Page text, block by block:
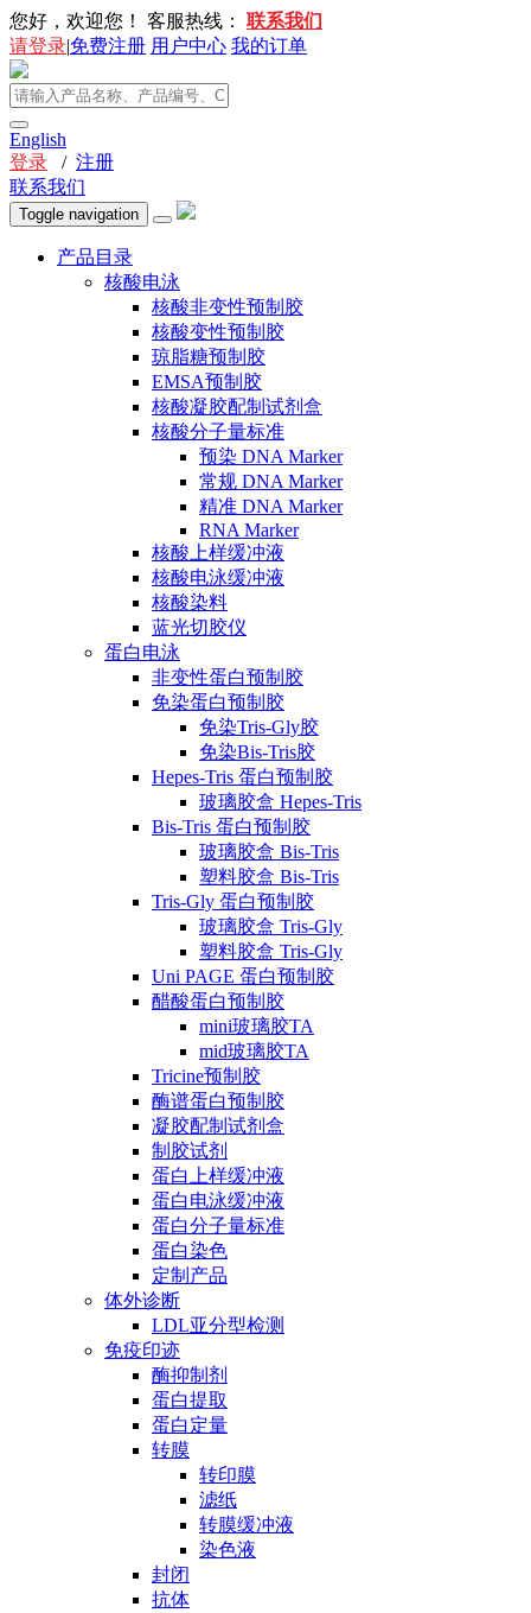
您好，欢迎您！ 客服热线： 联系我们
请登录|免费注册 用户中心 我的订单
English
登录 / 注册
联系我们
Toggle navigation
产品目录
核酸电泳
核酸非变性预制胶
核酸变性预制胶
琼脂糖预制胶
EMSA预制胶
核酸凝胶配制试剂盒
核酸分子量标准
预染 DNA Marker
常规 DNA Marker
精准 DNA Marker
RNA Marker
核酸上样缓冲液
核酸电泳缓冲液
核酸染料
蓝光切胶仪
蛋白电泳
非变性蛋白预制胶
免染蛋白预制胶
免染Tris-Gly胶
免染Bis-Tris胶
Hepes-Tris 蛋白预制胶
玻璃胶盒 Hepes-Tris
Bis-Tris 蛋白预制胶
玻璃胶盒 Bis-Tris
塑料胶盒 Bis-Tris
Tris-Gly 蛋白预制胶
玻璃胶盒 Tris-Gly
塑料胶盒 Tris-Gly
Uni PAGE 蛋白预制胶
醋酸蛋白预制胶
mini玻璃胶TA
mid玻璃胶TA
Tricine预制胶
酶谱蛋白预制胶
凝胶配制试剂盒
制胶试剂
蛋白上样缓冲液
蛋白电泳缓冲液
蛋白分子量标准
蛋白染色
定制产品
体外诊断
LDL亚分型检测
免疫印迹
酶抑制剂
蛋白提取
蛋白定量
转膜
转印膜
滤纸
转膜缓冲液
染色液
封闭
抗体